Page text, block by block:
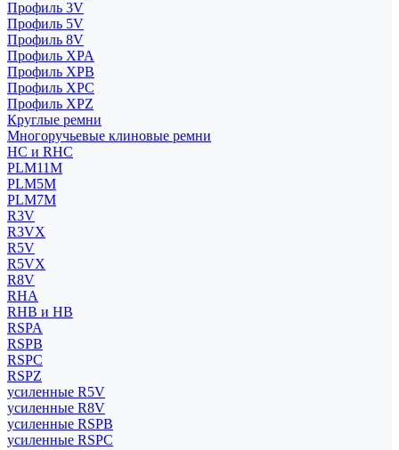
Профиль 3V
Профиль 5V
Профиль 8V
Профиль XPA
Профиль XPB
Профиль XPC
Профиль XPZ
Круглые ремни
Многоручьевые клиновые ремни
HC и RHC
PLM11M
PLM5M
PLM7M
R3V
R3VX
R5V
R5VX
R8V
RHA
RHB и HB
RSPA
RSPB
RSPC
RSPZ
усиленные R5V
усиленные R8V
усиленные RSPB
усиленные RSPC